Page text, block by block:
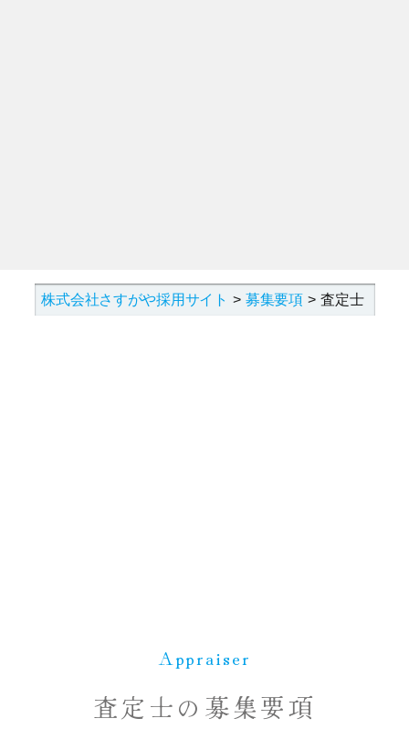
株式会社さすがや採用サイト 募集要項 査定士
Appraiser
査定士の募集要項